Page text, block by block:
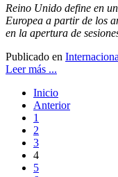
Reino Unido define en
Europea a partir de los
en la apertura de
Publicado en
Leer más ...
Inicio
Anterior
1
2
3
4
5